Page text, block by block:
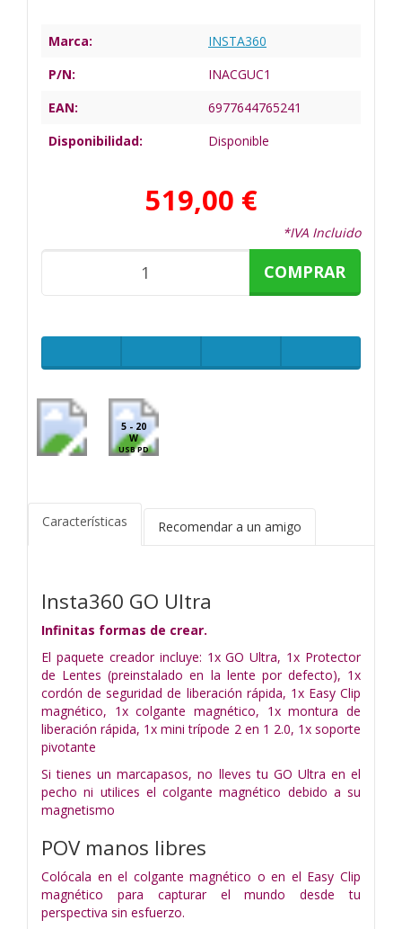
Marca:
INSTA360
P/N:
INACGUC1
EAN:
6977644765241
Disponibilidad:
Disponible
519,00 €
*IVA Incluido
COMPRAR
5 - 20
W
USB PD
Características Recomendar a un amigo
Insta360 GO Ultra
Infinitas formas de crear.
El paquete creador incluye: 1x GO Ultra, 1x Protector
de Lentes (preinstalado en la lente por defecto), 1x
cordón de seguridad de liberación rápida, 1x Easy Clip
magnético, 1x colgante magnético, 1x montura de
liberación rápida, 1x mini trípode 2 en 1 2.0, 1x soporte
pivotante
Si tienes un marcapasos, no lleves tu GO Ultra en el
pecho ni utilices el colgante magnético debido a su
magnetismo
POV manos libres
Colócala en el colgante magnético o en el Easy Clip
magnético para capturar el mundo desde tu
perspectiva sin esfuerzo.